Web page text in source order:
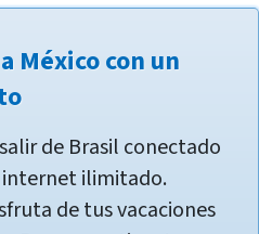
México con un
de Brasil conectado
internet ilimitado.
de tus vacaciones